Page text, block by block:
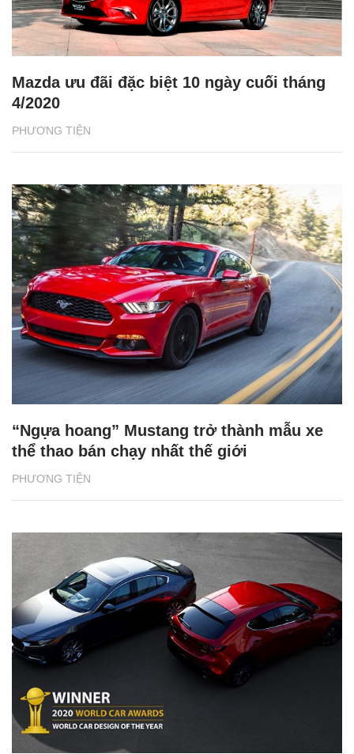
PHƯƠNG TIỆN
Mazda ưu đãi đặc biệt 10 ngày cuối tháng
4/2020
PHƯƠNG TIỆN
“Ngựa hoang” Mustang trở thành mẫu xe
thể thao bán chạy nhất thế giới